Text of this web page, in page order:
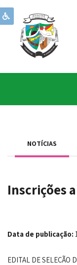
Institucional
Governo
Serviços
Servidores
NOTÍCIAS
Inscrições
Data de publicação:
EDITAL DE SELEÇÃO